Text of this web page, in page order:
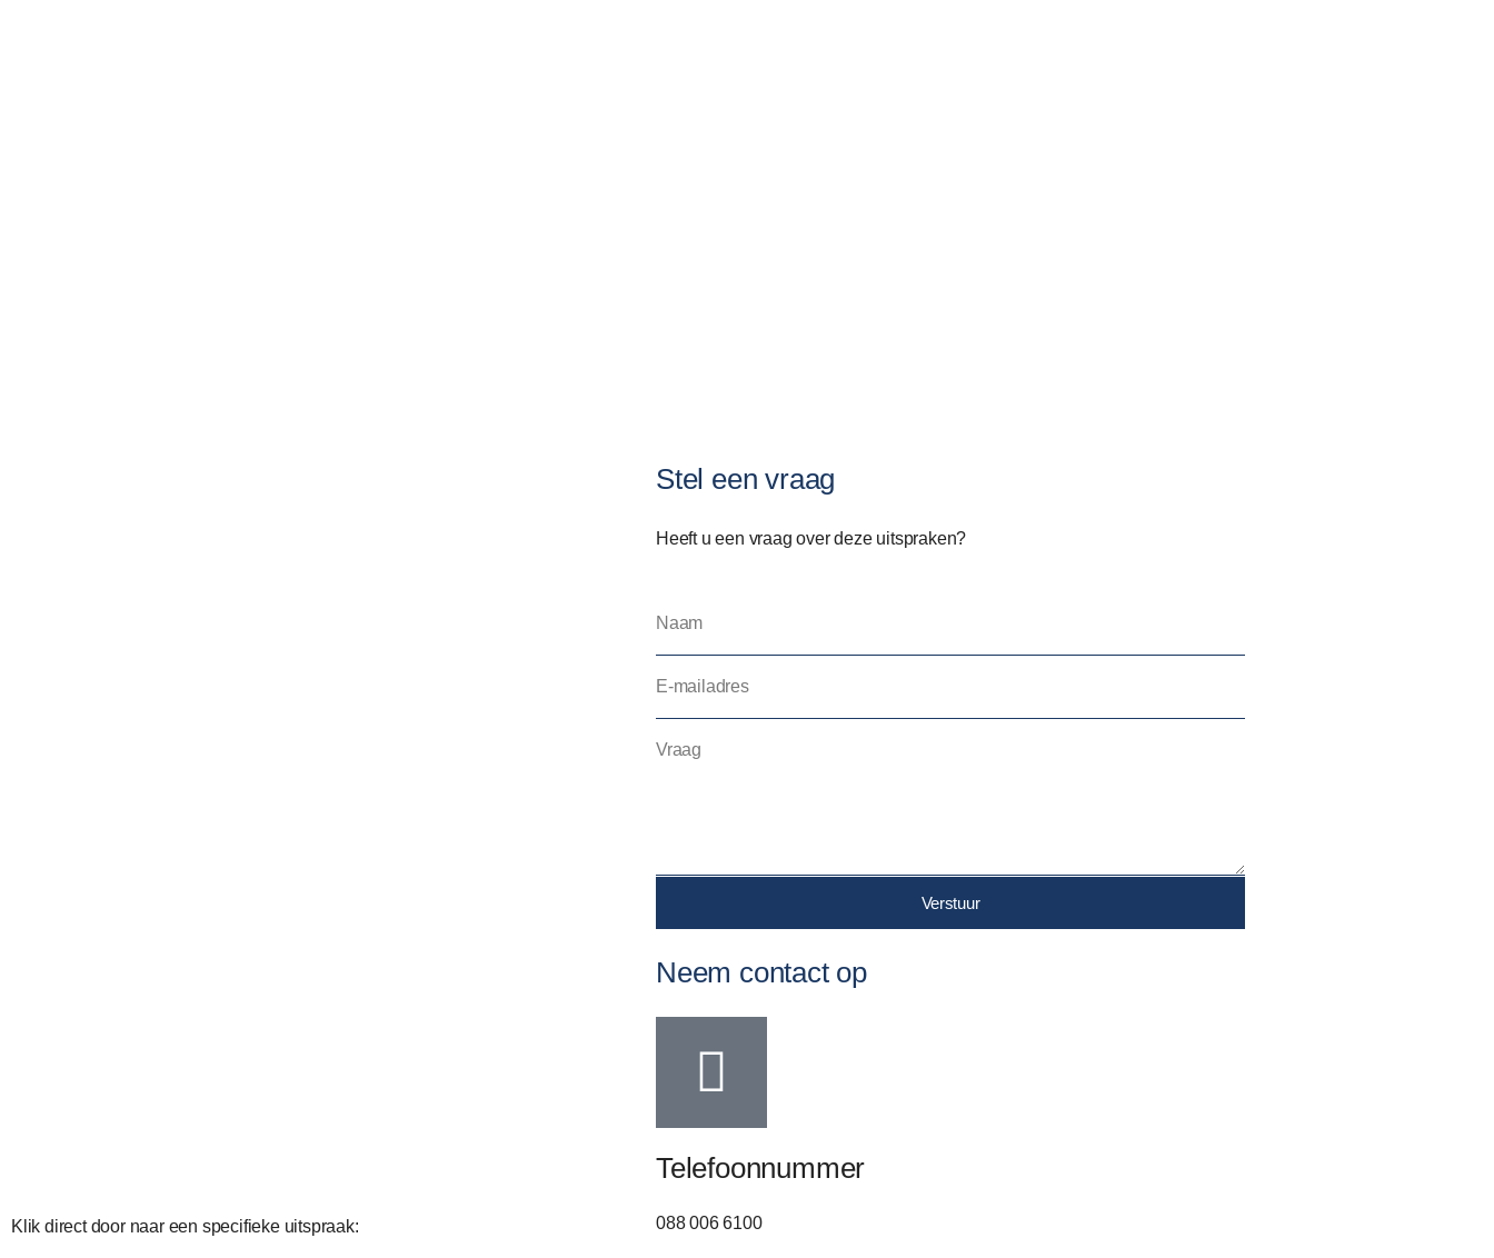
Klik direct door naar een specifieke uitspraak:
Stel een vraag
Heeft u een vraag over deze uitspraken?
Verstuur
Neem contact op
Telefoonnummer
088 006 6100